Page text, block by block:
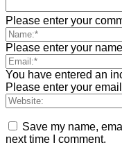
Please enter your
Please enter your
You have entered an
Please enter your
Save my name,
next time I comment.